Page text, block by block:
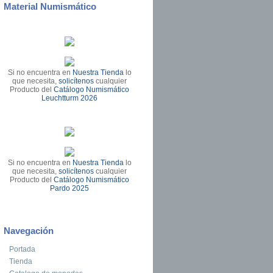
Material Numismático
Si no encuentra en Nuestra Tienda lo
que necesita,solicítenos cualquier
Producto delCatálogo Numismático
Leuchtturm 2026
Si no encuentra en Nuestra Tienda lo
que necesita,solicítenos cualquier
Producto delCatálogo Numismático
Pardo 2025
Navegación
Portada
Tienda